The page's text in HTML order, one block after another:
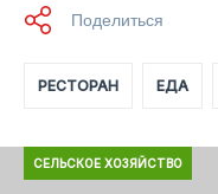
РЕСТОРАН ЕДА
СЕЛЬСКОЕ ХОЗЯЙСТВО